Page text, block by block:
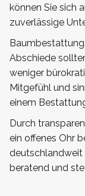
können Sie sich
zuverlässige
Abschiede
weniger
Mitgefühl und
einem
Durch
ein offenes Ohr
deutschlandweit
beratend und